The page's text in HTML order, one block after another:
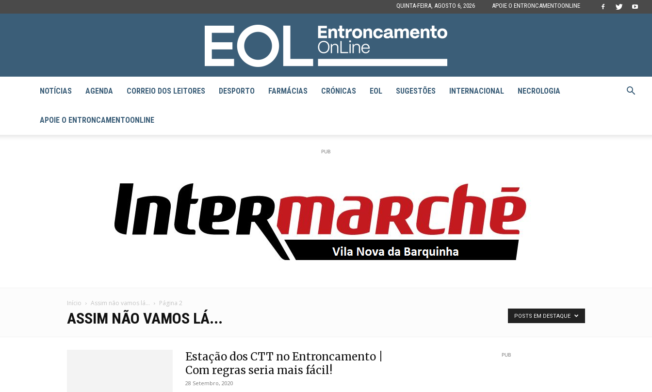
QUINTA-FEIRA, AGOSTO 6, 2026 APOIE O ENTRONCAMENTOONLINE
EntroncamentoOnline
NOTÍCIAS AGENDA CORREIO DOS LEITORES DESPORTO FARMÁCIAS CRÓNICAS EOL SUGESTÕES INTERNACIONAL NECROLOGIA
APOIE O ENTRONCAMENTOONLINE
PUB
Início Assim não vamos lá... Página 2
ASSIM NÃO VAMOS LÁ... POSTS EM DESTAQUE
Estação dos CTT no Entroncamento |
Com regras seria mais fácil!
28 Setembro, 2020
PUB